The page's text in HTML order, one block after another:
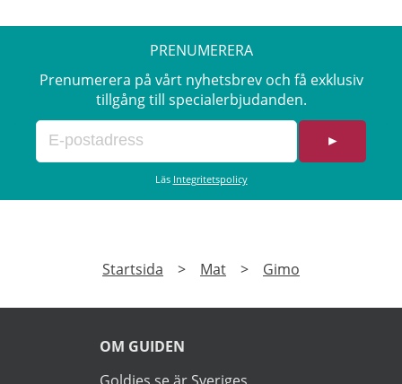
PRENUMERERA
Prenumerera på vårt nyhetsbrev och få exklusiv
tillgång till specialerbjudanden.
►
Läs Integritetspolicy
Startsida > Mat > Gimo
OM GUIDEN